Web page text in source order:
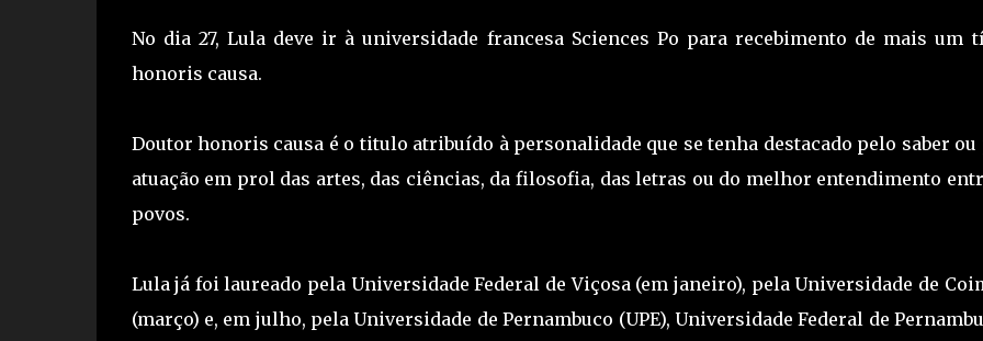
No dia 27, Lula deve ir à universidade francesa Sciences Po para recebimento de mais um
honoris causa.
Doutor honoris causa é o titulo atribuído à personalidade que se tenha destacado pelo saber ou
atuação em prol das artes, das ciências, da filosofia, das letras ou do melhor entendimento
povos.
Lula já foi laureado pela Universidade Federal de Viçosa (em janeiro), pela Universidade de
(março) e, em julho, pela Universidade de Pernambuco (UPE), Universidade Federal de